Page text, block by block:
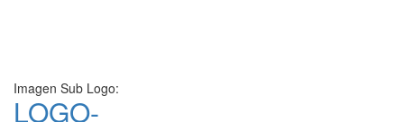
Imagen Sub Logo:
LOGO-